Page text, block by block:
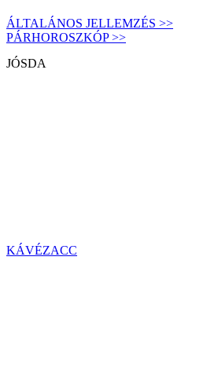
ÁLTALÁNOS JELLEMZÉS >>
PÁRHOROSZKÓP >>
JÓSDA
KÁVÉZACC